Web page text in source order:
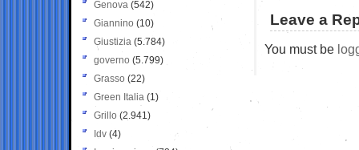
Leave a
You must be
Genova (542)
Giannino (10)
Giustizia (5.784)
governo (5.799)
Grasso (22)
Green Italia (1)
Grillo (2.941)
Idv (4)